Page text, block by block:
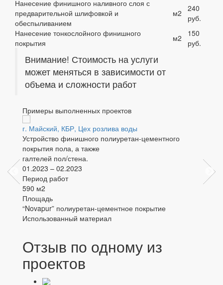
Нанесение финишного наливного слоя с
предварительной шлифовкой и
обеспыливанием
м2
240
руб.
Нанесение тонкослойного финишного
покрытия
м2
150
руб.
Внимание! Стоимость на услуги
может меняться в зависимости от
объема и сложности работ
Примеры выполненных проектов
г. Майский, КБР, Цех розлива воды
Устройство финишного полиуретан-цементного
покрытия пола, а также
галтелей пол/стена.
01.2023 – 02.2023
Период работ
590 м2
Площадь
“Novapur” полиуретан-цементное покрытие
Использованный материал
пол/
Отзыв по одному из
проектов